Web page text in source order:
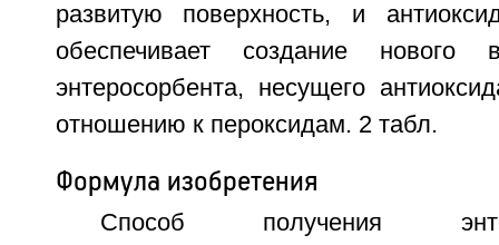
развитую поверхность, и
обеспечивает создание нового
энтеросорбента, несущего
отношению к пероксидам. 2 табл.
Формула изобретения
Способ получения